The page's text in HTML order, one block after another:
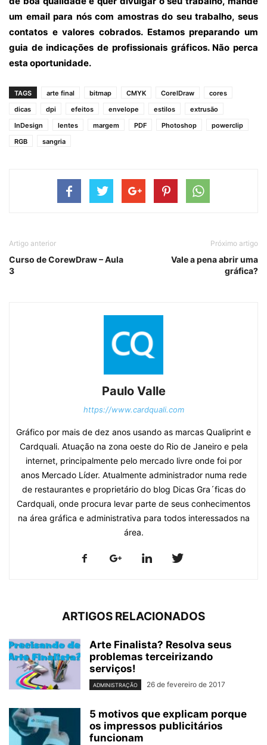
um email para nós com amostras do seu trabalho, seus
contatos e valores cobrados. Estamos preparando um
guia de indicações de profissionais gráficos. Não perca
esta oportunidade.
TAGS arte final bitmap CMYK CorelDraw
cores
dicas
dpi efeitos envelope estilos
extrusão
InDesign
lentes margem PDF Photoshop
powerclip
RGB
sangria
Artigo anterior
Curso de CorewDraw – Aula
3
Próximo artigo
Vale a pena abrir uma
gráfica?
Paulo Valle
https://www.cardquali.com
Gráfico por mais de dez anos usando as marcas Qualiprint e
Cardquali. Atuação na zona oeste do Rio de Janeiro e pela
internet, principalmente pelo mercado livre onde foi por
anos Mercado Líder. Atualmente administrador numa rede
de restaurantes e proprietário do blog Dicas Gra´ficas do
Cardquali, onde procura levar parte de seus conhecimentos
na área gráfica e administrativa para todos interessados na
área.
ARTIGOS RELACIONADOS
Arte Finalista? Resolva seus
problemas terceirizando
serviços!
ADMINISTRAÇÃO 26 de fevereiro de 2017
5 motivos que explicam porque
os impressos publicitários
funcionam